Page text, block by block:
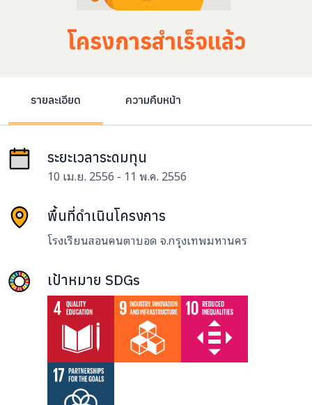
โครงการสำเร็จแล้ว
รายละเอียด ความคืบหน้า
ระยะเวลาระดมทุน
10 เม.ย. 2556 - 11 พ.ค. 2556
พื้นที่ดำเนินโครงการ
โรงเรียนสอนคนตาบอด จ.กรุงเทพมหานคร
เป้าหมาย SDGs